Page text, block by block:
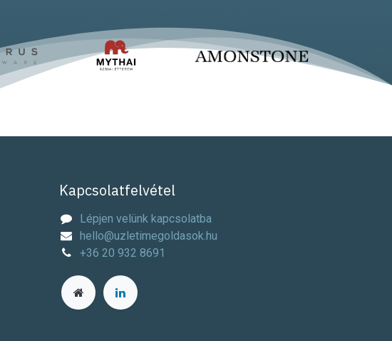
Kapcsolatfelvétel
Lépjen velünk kapcsolatba
hello@uzletimegoldasok.hu
+36 20 932 8691